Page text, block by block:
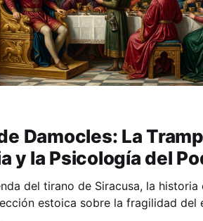
Damocles: La
y la Psicología del
del tirano de Siracusa, la historia
estoica sobre la fragilidad del